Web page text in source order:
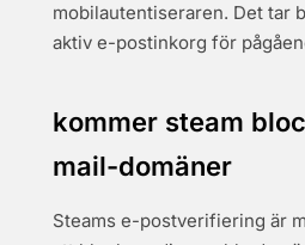
mobilautentiseraren. Det tar
aktiv e-postinkorg för
kommer steam
mail-domäner
Steams e-postverifiering är